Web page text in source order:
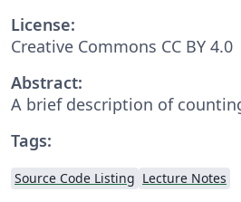
License:
Creative Commons CC BY 4.0
Abstract:
A brief description of
Tags:
Source Code Listing Lecture Notes